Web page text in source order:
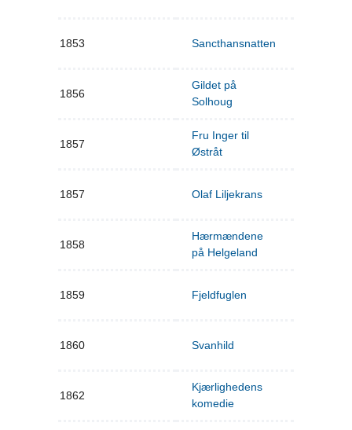
1853 Sancthansnatten
1856
Gildet på
Solhoug
1857
Fru Inger til
Østråt
1857 Olaf Liljekrans
1858
Hærmændene
på Helgeland
1859 Fjeldfuglen
1860 Svanhild
1862
Kjærlighedens
komedie